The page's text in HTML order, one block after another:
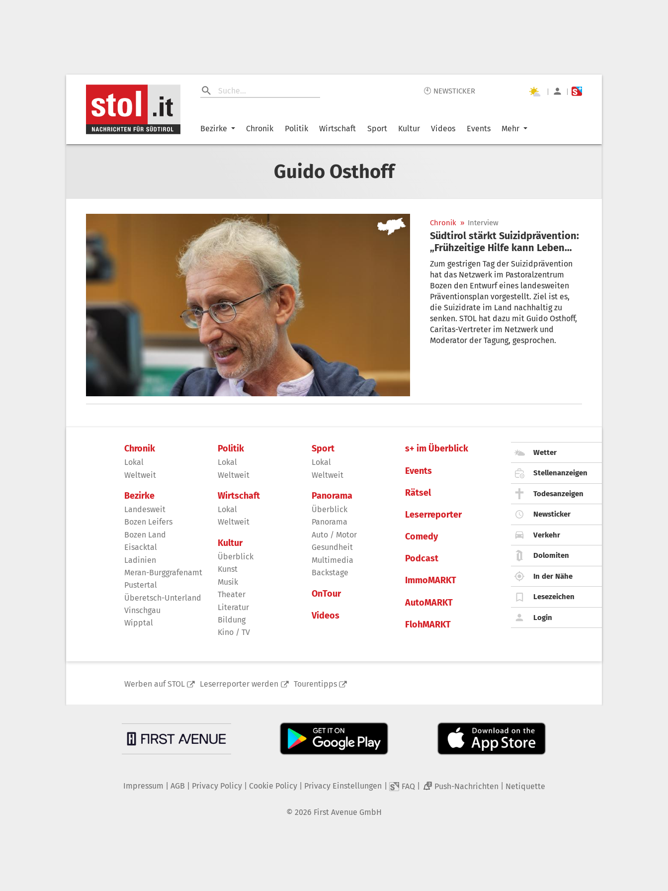
🕙 NEWSTICKER | |
Bezirke Chronik Politik Wirtschaft Sport Kultur Videos Events Mehr
Guido Osthoff
Chronik » Interview
Südtirol stärkt Suizidprävention:
„Frühzeitige Hilfe kann Leben
retten“
Zum gestrigen Tag der Suizidprävention
hat das Netzwerk im Pastoralzentrum
Bozen den Entwurf eines landesweiten
Präventionsplan vorgestellt. Ziel ist es,
die Suizidrate im Land nachhaltig zu
senken. STOL hat dazu mit Guido Osthoff,
Caritas-Vertreter im Netzwerk und
Moderator der Tagung, gesprochen.
Chronik
Lokal
Weltweit
Bezirke
Landesweit
Bozen Leifers
Bozen Land
Eisacktal
Ladinien
Meran-Burggrafenamt
Pustertal
Überetsch-Unterland
Vinschgau
Wipptal
Politik
Lokal
Weltweit
Wirtschaft
Lokal
Weltweit
Kultur
Überblick
Kunst
Musik
Theater
Literatur
Bildung
Kino / TV
Sport
Lokal
Weltweit
Panorama
Überblick
Panorama
Auto / Motor
Gesundheit
Multimedia
Backstage
OnTour
Videos
s+ im Überblick
Events
Rätsel
Leserreporter
Comedy
Podcast
ImmoMARKT
AutoMARKT
FlohMARKT
Wetter
Stellenanzeigen
Todesanzeigen
Newsticker
Verkehr
Dolomiten
In der Nähe
Lesezeichen
Login
Werben auf STOL Leserreporter werden Tourentipps
Impressum AGB Privacy Policy| Cookie Policy| Privacy Einstellungen FAQ 2 Push-Nachrichten Netiquette
© 2026 First Avenue GmbH